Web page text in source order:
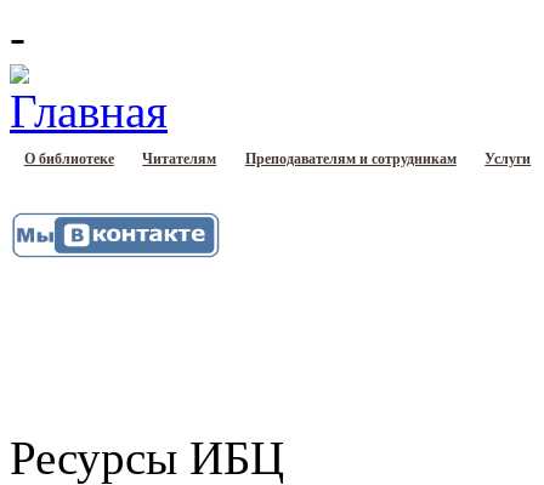
-
О библиотеке Читателям Преподавателям и сотрудникам Услуги
Ресурсы ИБЦ